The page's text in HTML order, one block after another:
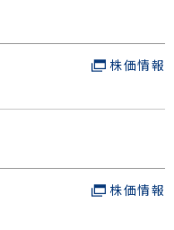
株価情報
株価情報